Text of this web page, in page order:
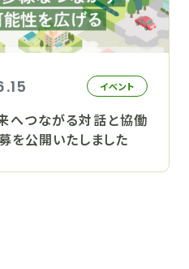
イベント
へつながる対話と協働
を公開いたしました